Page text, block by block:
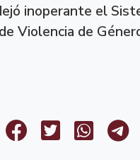
inoperante el
Violencia de